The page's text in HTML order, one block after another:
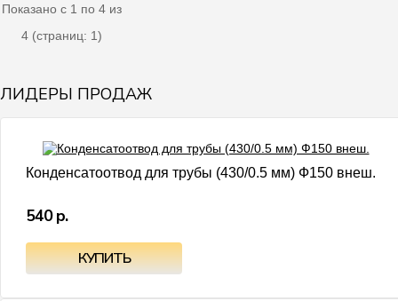
Показано с 1 по 4 из
4 (страниц: 1)
ЛИДЕРЫ ПРОДАЖ
Конденсатоотвод для трубы (430/0.5 мм) Ф150 внеш.
540 р.